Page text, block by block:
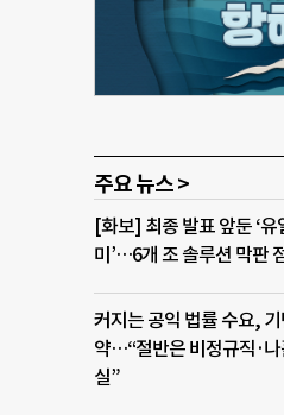
주요 뉴스 >
[화보] 최종 발표 앞둔 ‘유
미’…6개 조 솔루션 막판
커지는 공익 법률 수요, 기
약…“절반은 비정규직·나
실”